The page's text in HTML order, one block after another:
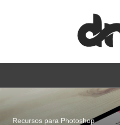
Recursos para Photoshop